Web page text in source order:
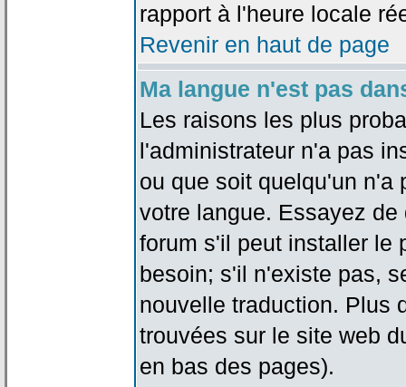
rapport à l'heure locale
Revenir en haut de page
Ma langue n'est pas
Les raisons les plus
l'administrateur n'a pas
ou que soit quelqu'un n'a
votre langue. Essayez
forum s'il peut installer le
besoin; s'il n'existe pas,
nouvelle traduction. Plus
trouvées sur le site web
en bas des pages).